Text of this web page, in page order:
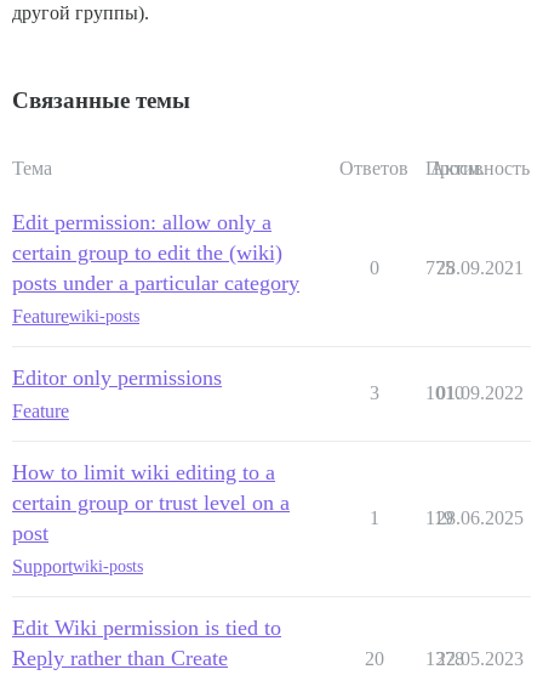
другой группы).
Связанные темы
Тема Ответов Просм.
Активность
Edit permission: allow only a
certain group to edit the (wiki)
posts under a particular category
Featurewiki-posts
0 775
28.09.2021
Editor only permissions
Feature
3 1010
01.09.2022
How to limit wiki editing to a
certain group or trust level on a
post
Supportwiki-posts
1 119
28.06.2025
Edit Wiki permission is tied to
Reply rather than Create
20 1378
22.05.2023